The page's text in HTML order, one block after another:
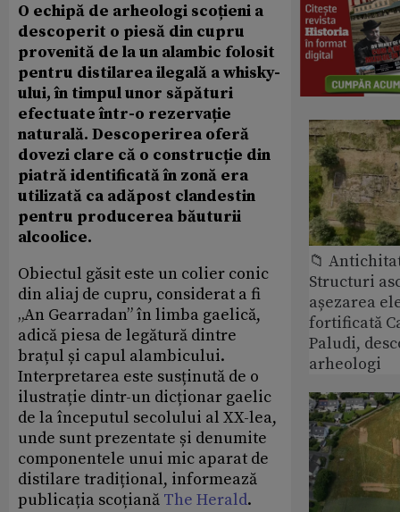
O echipă de arheologi scoțieni a
descoperit o piesă din cupru
provenită de la un alambic folosit
pentru distilarea ilegală a whisky-
ului, în timpul unor săpături
efectuate într-o rezervație
naturală. Descoperirea oferă
dovezi clare că o construcție din
piatră identificată în zonă era
utilizată ca adăpost clandestin
pentru producerea băuturii
alcoolice.
Obiectul găsit este un colier conic
din aliaj de cupru, considerat a fi
„An Gearradan” în limba gaelică,
adică piesa de legătură dintre
brațul și capul alambicului.
Interpretarea este susținută de o
ilustrație dintr-un dicționar gaelic
de la începutul secolului al XX-lea,
unde sunt prezentate și denumite
componentele unui mic aparat de
distilare tradițional, informează
publicația scoțiană The Herald.
📁
Structuri
așezarea
fortificată
Paludi,
arheologi